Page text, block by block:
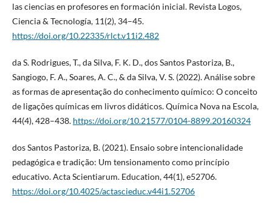
las ciencias en profesores en formación inicial. Revista Logos,
Ciencia & Tecnología, 11(2), 34–45.
https://doi.org/10.22335/rlct.v11i2.482
da S. Rodrigues, T., da Silva, F. K. D., dos Santos Pastoriza, B.,
Sangiogo, F. A., Soares, A. C., & da Silva, V. S. (2022). Análise sobre
as formas de apresentação do conhecimento químico: O conceito
de ligações químicas em livros didáticos. Química Nova na Escola,
44(4), 428–438. https://doi.org/10.21577/0104-8899.20160324
dos Santos Pastoriza, B. (2021). Ensaio sobre intencionalidade
pedagógica e tradição: Um tensionamento como princípio
educativo. Acta Scientiarum. Education, 44(1), e52706.
https://doi.org/10.4025/actascieduc.v44i1.52706